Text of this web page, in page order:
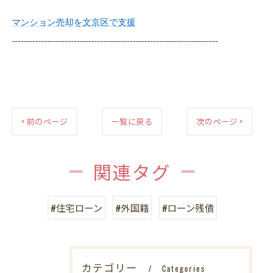
マンション売却を文京区で支援
----------------------------------------------------------------------
< 前のページ 一覧に戻る 次のページ >
関連タグ
#住宅ローン #外国籍 #ローン残債
カテゴリー Categories